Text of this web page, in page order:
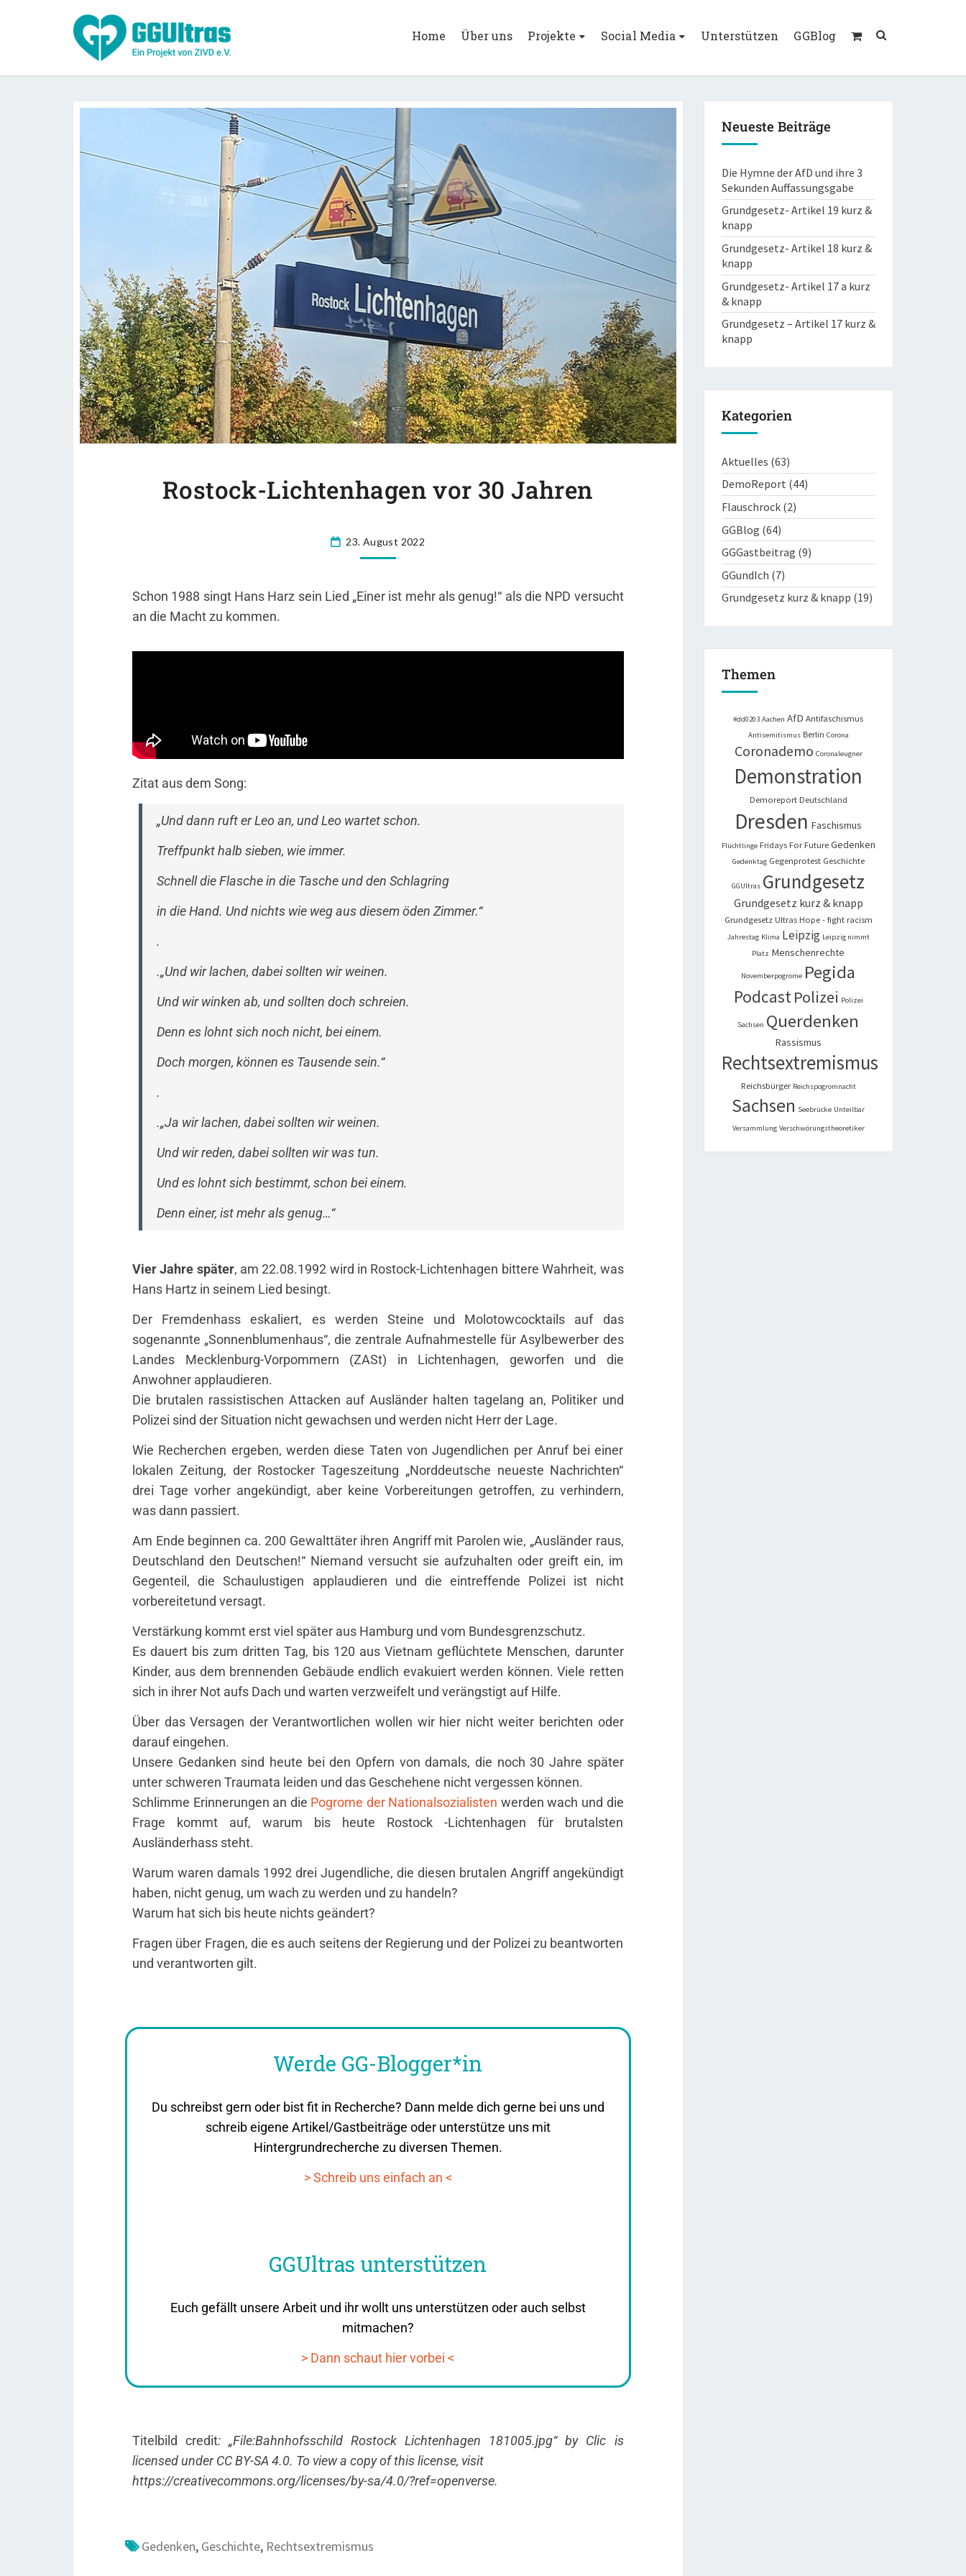
Home Über uns Projekte Social Media Unterstützen GGBlog
Rostock-Lichtenhagen vor 30 Jahren
23. August 2022
Schon 1988 singt Hans Harz sein Lied „Einer ist mehr als genug!“ als die NPD versucht
an die Macht zu kommen.
Zitat aus dem Song:
„Und dann ruft er Leo an, und Leo wartet schon.
Treffpunkt halb sieben, wie immer.
Schnell die Flasche in die Tasche und den Schlagring
in die Hand. Und nichts wie weg aus diesem öden Zimmer.“
.
.„Und wir lachen, dabei sollten wir weinen.
Und wir winken ab, und sollten doch schreien.
Denn es lohnt sich noch nicht, bei einem.
Doch morgen, können es Tausende sein.“
.
.„Ja wir lachen, dabei sollten wir weinen.
Und wir reden, dabei sollten wir was tun.
Und es lohnt sich bestimmt, schon bei einem.
Denn einer, ist mehr als genug…“
Vier Jahre später, am 22.08.1992 wird in Rostock-Lichtenhagen bittere Wahrheit, was
Hans Hartz in seinem Lied besingt.
Der Fremdenhass eskaliert, es werden Steine und Molotowcocktails auf das
sogenannte „Sonnenblumenhaus“, die zentrale Aufnahmestelle für Asylbewerber des
Landes Mecklenburg-Vorpommern (ZASt) in Lichtenhagen, geworfen und die
Anwohner applaudieren.
Die brutalen rassistischen Attacken auf Ausländer halten tagelang an, Politiker und
Polizei sind der Situation nicht gewachsen und werden nicht Herr der Lage.
Wie Recherchen ergeben, werden diese Taten von Jugendlichen per Anruf bei einer
lokalen Zeitung, der Rostocker Tageszeitung „Norddeutsche neueste Nachrichten“
drei Tage vorher angekündigt, aber keine Vorbereitungen getroffen, zu verhindern,
was dann passiert.
Am Ende beginnen ca. 200 Gewalttäter ihren Angriff mit Parolen wie, „Ausländer raus,
Deutschland den Deutschen!“ Niemand versucht sie aufzuhalten oder greift ein, im
Gegenteil, die Schaulustigen applaudieren und die eintreffende Polizei ist nicht
vorbereitetund versagt.
Verstärkung kommt erst viel später aus Hamburg und vom Bundesgrenzschutz.
Es dauert bis zum dritten Tag, bis 120 aus Vietnam geflüchtete Menschen, darunter
Kinder, aus dem brennenden Gebäude endlich evakuiert werden können. Viele retten
sich in ihrer Not aufs Dach und warten verzweifelt und verängstigt auf Hilfe.
Über das Versagen der Verantwortlichen wollen wir hier nicht weiter berichten oder
darauf eingehen.
Unsere Gedanken sind heute bei den Opfern von damals, die noch 30 Jahre später
unter schweren Traumata leiden und das Geschehene nicht vergessen können.
Schlimme Erinnerungen an die Pogrome der Nationalsozialisten werden wach und die
Frage kommt auf, warum bis heute Rostock -Lichtenhagen für brutalsten
Ausländerhass steht.
Warum waren damals 1992 drei Jugendliche, die diesen brutalen Angriff angekündigt
haben, nicht genug, um wach zu werden und zu handeln?
Warum hat sich bis heute nichts geändert?
Fragen über Fragen, die es auch seitens der Regierung und der Polizei zu beantworten
und verantworten gilt.
Werde GG-Blogger*in
Du schreibst gern oder bist fit in Recherche? Dann melde dich gerne bei uns und
schreib eigene Artikel/Gastbeiträge oder unterstütze uns mit
Hintergrundrecherche zu diversen Themen.
> Schreib uns einfach an <
GGUltras unterstützen
Euch gefällt unsere Arbeit und ihr wollt uns unterstützen oder auch selbst
mitmachen?
> Dann schaut hier vorbei <
Titelbild credit: „File:Bahnhofsschild Rostock Lichtenhagen 181005.jpg“ by Clic is
licensed under CC BY-SA 4.0. To view a copy of this license, visit
https://creativecommons.org/licenses/by-sa/4.0/?ref=openverse.
Gedenken, Geschichte, Rechtsextremismus
Neueste Beiträge
Die Hymne der AfD und ihre 3
Sekunden Auffassungsgabe
Grundgesetz- Artikel 19 kurz &
knapp
Grundgesetz- Artikel 18 kurz &
knapp
Grundgesetz- Artikel 17 a kurz
& knapp
Grundgesetz – Artikel 17 kurz &
knapp
Kategorien
Aktuelles (63)
DemoReport (44)
Flauschrock(2)
GGBlog (64)
GGGastbeitrag (9)
GGundIch (7)
Grundgesetz kurz & knapp (19)
Themen
#dd0203 Aachen AfD Antifaschismus
Antisemitismus Berlin Corona
Coronademo Coronaleugner
Demonstration
Demoreport Deutschland
Dresden Faschismus
Flüchtlinge Fridays For Future Gedenken
Gedenktag Gegenprotest Geschichte
GGUltras Grundgesetz
Grundgesetz kurz & knapp
Grundgesetz Ultras Hope - fight racism
Jahrestag Klima Leipzig Leipzig nimmt
Platz Menschenrechte
Novemberpogrome Pegida
PodcastPolizei Polizei
Sachsen Querdenken
Rassismus
Rechtsextremismus
Reichsbürger Reichspogromnacht
Sachsen Seebrücke Unteilbar
Versammlung Verschwörungstheoretiker